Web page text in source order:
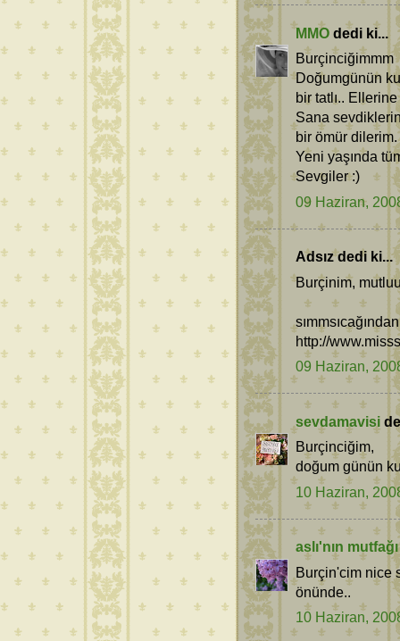
MMO dedi ki...
Burçinciğimmm
Doğumgünün
bir tatlı.. Ellerine
Sana
bir ömür dilerim.
Yeni yaşında
Sevgiler :)
09 Haziran,
Adsız dedi ki...
Burçinim,
http://
09 Haziran,
sevdamavisi
Burçinciğim,
doğum günün
10 Haziran,
aslı'nın mutfağı
Burçin'cim nice
önünde..
10 Haziran,